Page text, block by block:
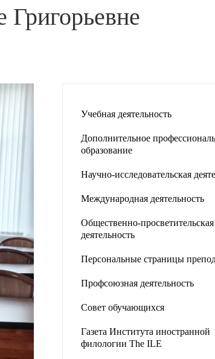
Учебная деятельность
Дополнительное
образование
Научно-исследовательская
Международная деятельность
Общественно-просветительская
деятельность
Персональные страницы
Профсоюзная деятельность
Совет обучающихся
Газета Института иностранной
филологии The ILE